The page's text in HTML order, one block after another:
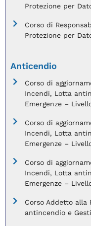
Protezione per
Corso di
Protezione per
Anticendio
Corso di
Incendi, Lotta
Emergenze –
Corso di
Incendi, Lotta
Emergenze –
Corso di
Incendi, Lotta
Emergenze –
Corso Addetto alla
antincendio e